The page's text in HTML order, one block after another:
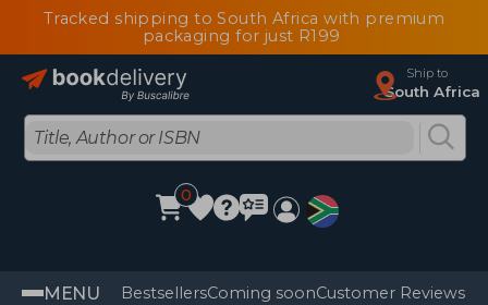
Tracked shipping to South Africa with premium
packaging for just R199
Ship to
South Africa
0
MENU BestsellersComing soonCustomer Reviews